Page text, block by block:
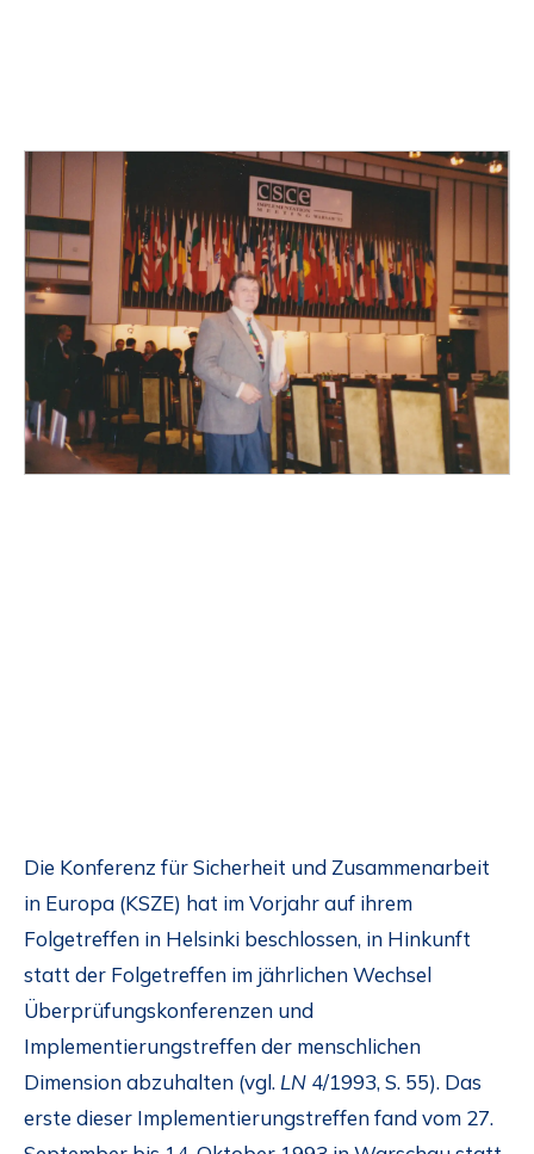
Die Konferenz für Sicherheit und Zusammenarbeit
in Europa (KSZE) hat im Vorjahr auf ihrem
Folgetreffen in Helsinki beschlossen, in Hinkunft
statt der Folgetreffen im jährlichen Wechsel
Überprüfungskonferenzen und
Implementierungstreffen der menschlichen
Dimension abzuhalten (vgl. LN 4/1993, S. 55). Das
erste dieser Implementierungstreffen fand vom 27.